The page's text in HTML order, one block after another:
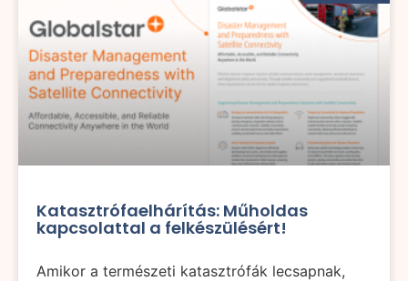
Katasztrófaelhárítás: Műholdas
kapcsolattal a felkészülésért!
Amikor a természeti katasztrófák lecsapnak,